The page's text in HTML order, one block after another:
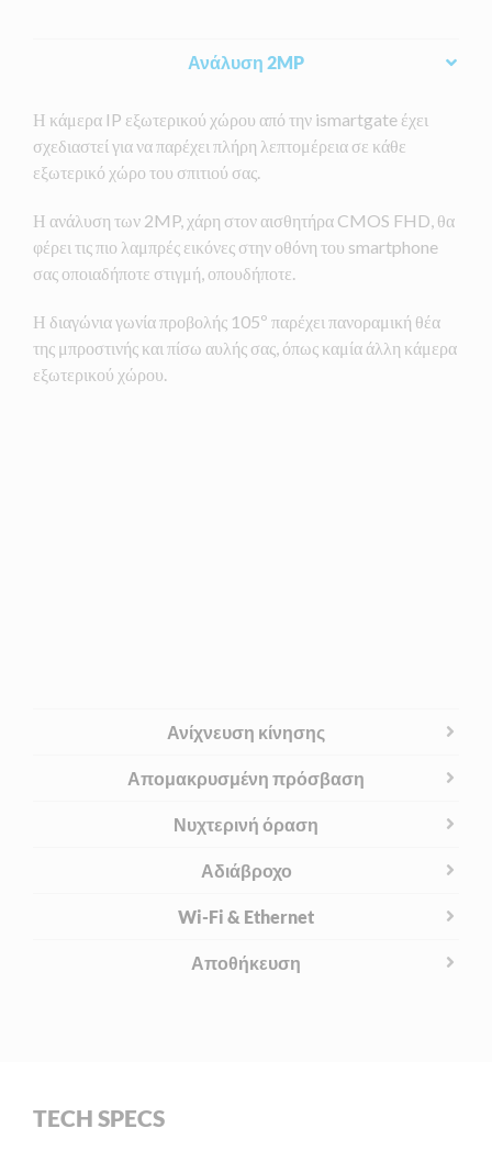
Ανάλυση 2MP
Η κάμερα IP εξωτερικού χώρου από την ismartgate έχει
σχεδιαστεί για να παρέχει πλήρη λεπτομέρεια σε κάθε
εξωτερικό χώρο του σπιτιού σας.
Η ανάλυση των 2MP, χάρη στον αισθητήρα CMOS FHD, θα
φέρει τις πιο λαμπρές εικόνες στην οθόνη του smartphone
σας οποιαδήποτε στιγμή, οπουδήποτε.
Η διαγώνια γωνία προβολής 105º παρέχει πανοραμική θέα
της μπροστινής και πίσω αυλής σας, όπως καμία άλλη κάμερα
εξωτερικού χώρου.
Ανίχνευση κίνησης
Απομακρυσμένη πρόσβαση
Νυχτερινή όραση
Αδιάβροχο
Wi-Fi & Ethernet
Αποθήκευση
TECH SPECS